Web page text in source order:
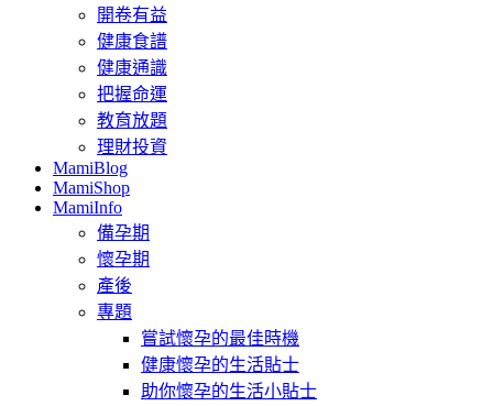
開卷有益
健康食譜
健康通識
把握命運
教育放題
理財投資
MamiBlog
MamiShop
MamiInfo
備孕期
懷孕期
產後
專題
嘗試懷孕的最佳時機
健康懷孕的生活貼士
助你懷孕的生活小貼士